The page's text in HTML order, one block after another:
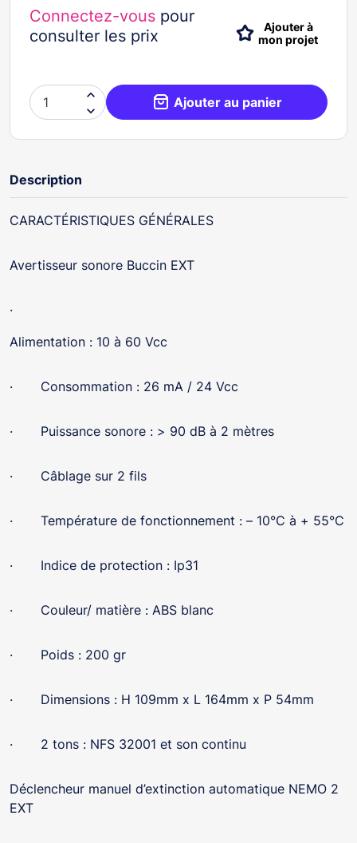
Connectez-vous pour
consulter les prix
Ajouter à
mon projet

 Ajouter au panier
Description
CARACTÉRISTIQUES GÉNÉRALES
Avertisseur sonore Buccin EXT
·
Alimentation : 10 à 60 Vcc
· Consommation : 26 mA / 24 Vcc
· Puissance sonore : > 90 dB à 2 mètres
· Câblage sur 2 fils
· Température de fonctionnement : – 10°C à + 55°C
· Indice de protection : Ip31
· Couleur/ matière : ABS blanc
· Poids : 200 gr
· Dimensions : H 109mm x L 164mm x P 54mm
· 2 tons : NFS 32001 et son continu
Déclencheur manuel d’extinction automatique NEMO 2
EXT